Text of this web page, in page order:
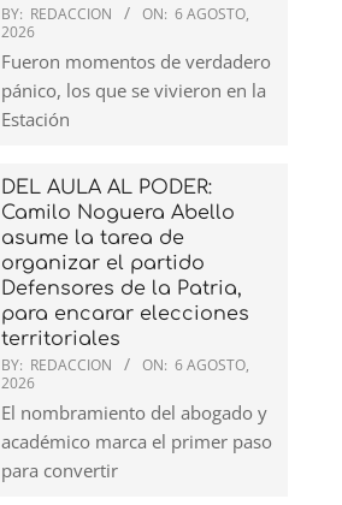
BY: REDACCION ON: 6 AGOSTO,
2026
Fueron momentos de verdadero
pánico, los que se vivieron en la
Estación
DEL AULA AL PODER:
Camilo Noguera Abello
asume la tarea de
organizar el partido
Defensores de la Patria,
para encarar elecciones
territoriales
BY: REDACCION ON: 6 AGOSTO,
2026
El nombramiento del abogado y
académico marca el primer paso
para convertir